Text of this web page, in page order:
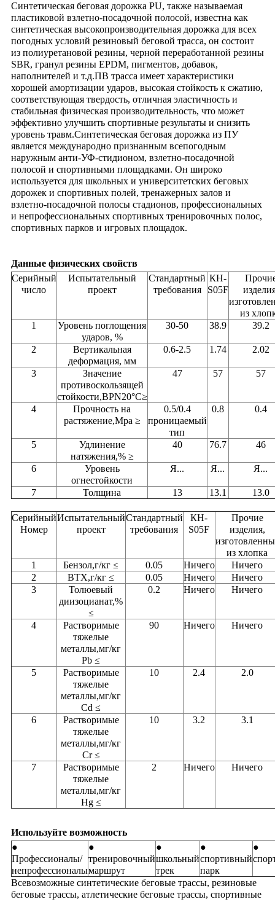
Синтетическая беговая дорожка PU, также называемая
пластиковой взлетно-посадочной полосой, известна как
синтетическая высокопроизводительная дорожка для всех
погодных условий резиновый беговой трасса, он состоит
из полиуретановой резины, черной переработанной резины
SBR, гранул резины EPDM, пигментов, добавок,
наполнителей и т.д.ПВ трасса имеет характеристики
хорошей амортизации ударов, высокая стойкость к сжатию,
соответствующая твердость, отличная эластичность и
стабильная физическая производительность, что может
эффективно улучшить спортивные результаты и снизить
уровень травм.Синтетическая беговая дорожка из ПУ
является международно признанным всепогодным
наружным анти-УФ-стидионом, взлетно-посадочной
полосой и спортивными площадками. Он широко
используется для школьных и университетских беговых
дорожек и спортивных полей, тренажерных залов и
взлетно-посадочной полосы стадионов, профессиональных
и непрофессиональных спортивных тренировочных полос,
спортивных парков и игровых площадок.
Данные физических свойств
Серийный
число
Испытательный
проект
Стандартный
требования
КН-
S05F
из
1
Уровень поглощения
ударов, %
30-50 38.9 39.2
2
Вертикальная
деформация, мм
0.6-2.5 1.74 2.02
3
Значение
противоскользящей
стойкости,BPN20°C≥
47 57 57
4
Прочность на
растяжение,Mpa ≥
0.5/0.4
проницаемый
тип
0.8 0.4
5
Удлинение
натяжения,% ≥
40 76.7 46
6
Уровень
огнестойкости
Я... Я... Я...
7 Толщина 13 13.1 13.0
Серийный
Номер
Испытательный
проект
Стандартный
требования
КН-
S05F
Прочие
изделия,
из хлопка
1
Бензол,г/кг ≤ 0.05 Ничего
Ничего
2
BTX,г/кг ≤ 0.05 Ничего
Ничего
3
Толюевый
диизоцианат,%
≤
0.2 Ничего Ничего
4
Растворимые
тяжелые
металлы,мг/кг
Pb ≤
90 Ничего Ничего
5
Растворимые
тяжелые
металлы,мг/кг
Cd ≤
10 2.4 2.0
6
Растворимые
тяжелые
металлы,мг/кг
Cr ≤
10 3.2 3.1
7
Растворимые
тяжелые
металлы,мг/кг
Hg ≤
2 Ничего Ничего
Используйте возможность
●
Профессионалы/
непрофессионалы
●
тренировочный
маршрут
●
школьный
трек
●
спортивный
парк
●
Всевозможные синтетические беговые трассы, резиновые
беговые трассы, атлетические беговые трассы, спортивные